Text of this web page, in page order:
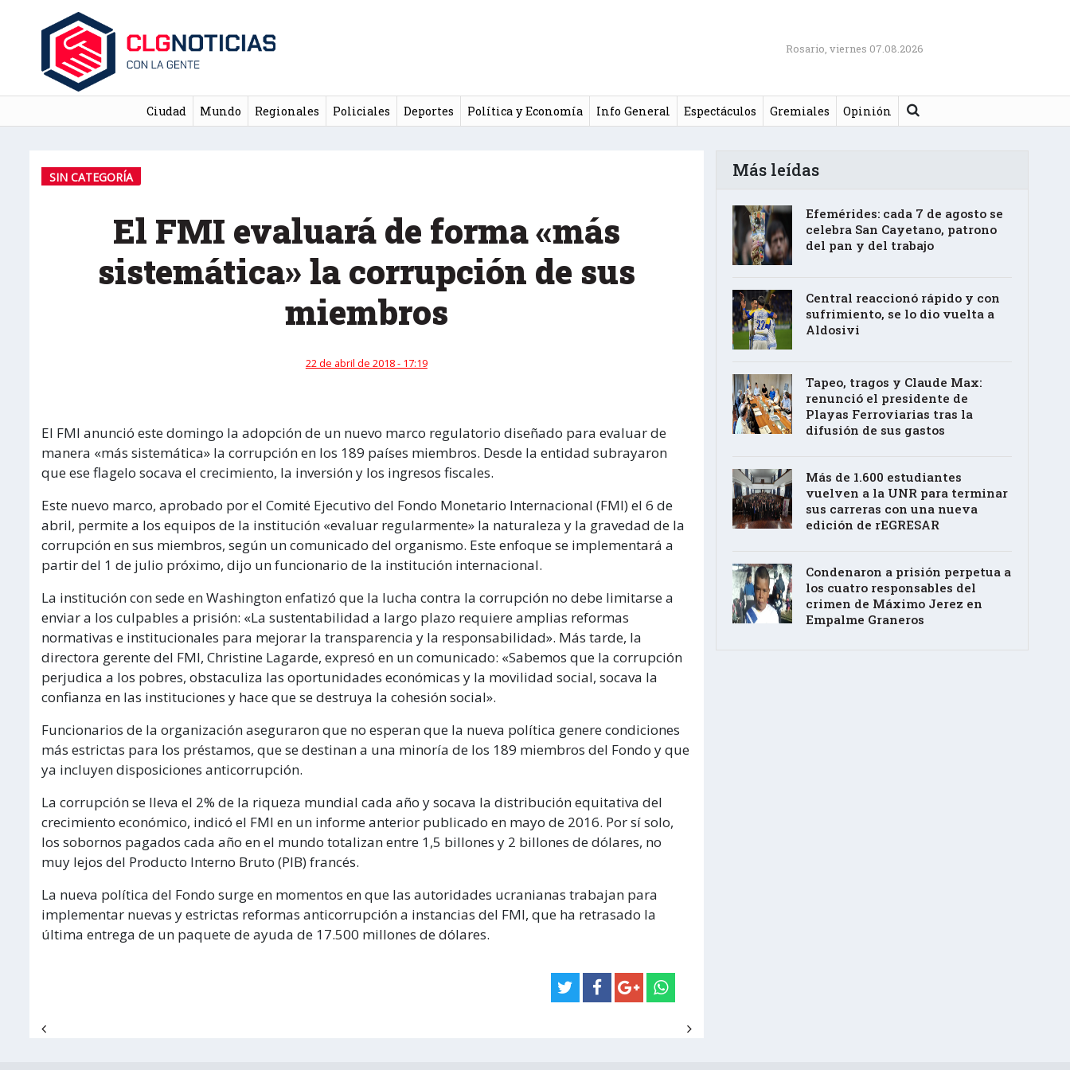
Rosario, viernes 07.08.2026
Ciudad Mundo Regionales Policiales Deportes Política y Economía Info General Espectáculos Gremiales Opinión Buscar
SIN CATEGORÍA
El FMI evaluará de forma «más
sistemática» la corrupción de sus
miembros
22 de abril de 2018 - 17:19
El FMI anunció este domingo la adopción de un nuevo marco regulatorio diseñado para evaluar de
manera «más sistemática» la corrupción en los 189 países miembros. Desde la entidad subrayaron
que ese flagelo socava el crecimiento, la inversión y los ingresos fiscales.
Este nuevo marco, aprobado por el Comité Ejecutivo del Fondo Monetario Internacional (FMI) el 6 de
abril, permite a los equipos de la institución «evaluar regularmente» la naturaleza y la gravedad de la
corrupción en sus miembros, según un comunicado del organismo. Este enfoque se implementará a
partir del 1 de julio próximo, dijo un funcionario de la institución internacional.
La institución con sede en Washington enfatizó que la lucha contra la corrupción no debe limitarse a
enviar a los culpables a prisión: «La sustentabilidad a largo plazo requiere amplias reformas
normativas e institucionales para mejorar la transparencia y la responsabilidad». Más tarde, la
directora gerente del FMI, Christine Lagarde, expresó en un comunicado: «Sabemos que la corrupción
perjudica a los pobres, obstaculiza las oportunidades económicas y la movilidad social, socava la
confianza en las instituciones y hace que se destruya la cohesión social».
Funcionarios de la organización aseguraron que no esperan que la nueva política genere condiciones
más estrictas para los préstamos, que se destinan a una minoría de los 189 miembros del Fondo y que
ya incluyen disposiciones anticorrupción.
La corrupción se lleva el 2% de la riqueza mundial cada año y socava la distribución equitativa del
crecimiento económico, indicó el FMI en un informe anterior publicado en mayo de 2016. Por sí solo,
los sobornos pagados cada año en el mundo totalizan entre 1,5 billones y 2 billones de dólares, no
muy lejos del Producto Interno Bruto (PIB) francés.
La nueva política del Fondo surge en momentos en que las autoridades ucranianas trabajan para
implementar nuevas y estrictas reformas anticorrupción a instancias del FMI, que ha retrasado la
última entrega de un paquete de ayuda de 17.500 millones de dólares.
Más leídas
Efemérides: cada 7 de agosto se
celebra San Cayetano, patrono
del pan y del trabajo
Central reaccionó rápido y con
sufrimiento, se lo dio vuelta a
Aldosivi
Tapeo, tragos y Claude Max:
renunció el presidente de
Playas Ferroviarias tras la
difusión de sus gastos
Más de 1.600 estudiantes
vuelven a la UNR para terminar
sus carreras con una nueva
edición de rEGRESAR
Condenaron a prisión perpetua a
los cuatro responsables del
crimen de Máximo Jerez en
Empalme Graneros